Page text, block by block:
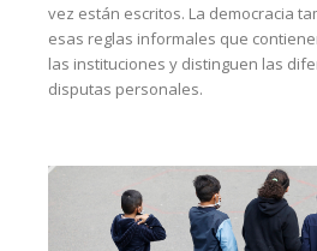
vez están escritos. La democracia
esas reglas informales que
las instituciones y distinguen las
disputas personales.